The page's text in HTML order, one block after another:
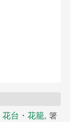
花台・花籠, 箸